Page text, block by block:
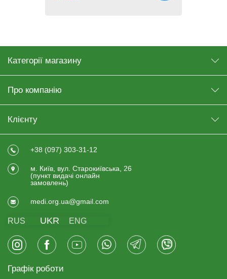
Категорії магазину
Про компанію
Клієнту
+38 (097) 303-31-12
м. Київ, вул. Старокиївська, 26
(пункт видачi онлайн
замовлень)
medi.org.ua@gmail.com
RUS UKR ENG
Графік роботи